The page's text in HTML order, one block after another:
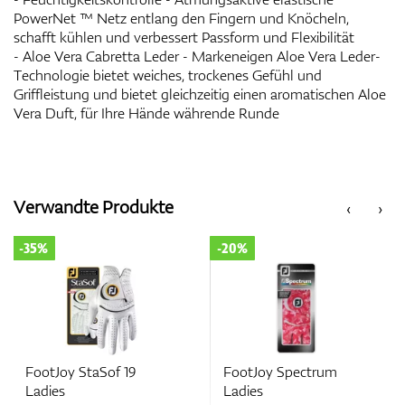
PowerNet ™ Netz entlang den Fingern und Knöcheln,
schafft kühlen und verbessert Passform und Flexibilität
- Aloe Vera Cabretta Leder - Markeneigen Aloe Vera Leder-
Technologie bietet weiches, trockenes Gefühl und
Griffleistung und bietet gleichzeitig einen aromatischen Aloe
Vera Duft, für Ihre Hände währende Runde
‹
Verwandte Produkte ›
FootJoy StaSof 19
Ladies
-35%
FootJoy Spectrum
Ladies
-20%